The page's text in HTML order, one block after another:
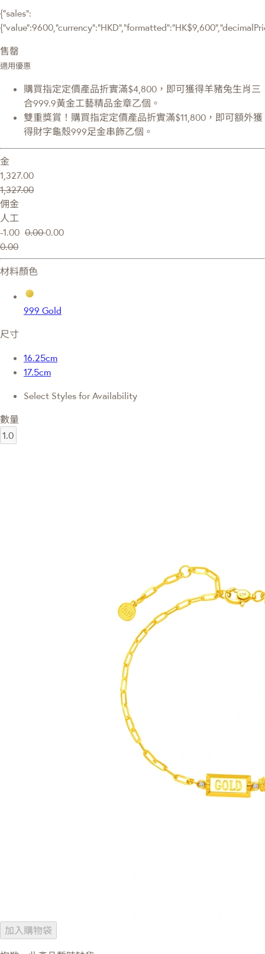
{"sales":
售罄
適用優惠
購買指定定價產品折實滿$4,800，即可獲得羊豬兔生肖三
合999.9黃金工藝精品金章乙個。
雙重獎賞！購買指定定價產品折實滿$11,800，即可額外獲
得財字龜殼999足金串飾乙個。
金
1,327.00
1,327.00
佣金
人工
-1.00 0.000.00
0.00
材料顏色
999 Gold
尺寸
16.25cm
17.5cm
Select Styles for Availability
數量
加入購物袋